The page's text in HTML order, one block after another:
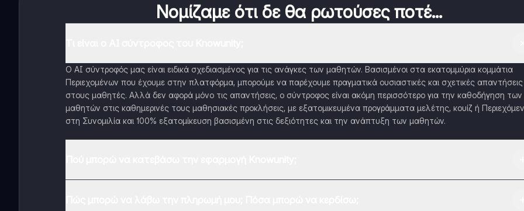
Νομίζαμε ότι δε θα ρωτούσες ποτέ...
Ο AI σύντροφός μας είναι ειδικά σχεδιασμένος για τις ανάγκες των μαθητών. Βασισμένοι στα εκατομμύρια κομμάτια
Περιεχομένων που έχουμε στην πλατφόρμα, μπορούμε να παρέχουμε πραγματικά ουσιαστικές και σχετικές απαντήσεις
στους μαθητές. Αλλά δεν αφορά μόνο τις απαντήσεις, ο σύντροφος είναι ακόμη περισσότερο για την καθοδήγηση των
μαθητών στις καθημερινές τους μαθησιακές προκλήσεις, με εξατομικευμένα προγράμματα μελέτης, κουίζ ή
στη Συνομιλία και 100% εξατομίκευση βασισμένη στις δεξιότητες και την ανάπτυξη των μαθητών.